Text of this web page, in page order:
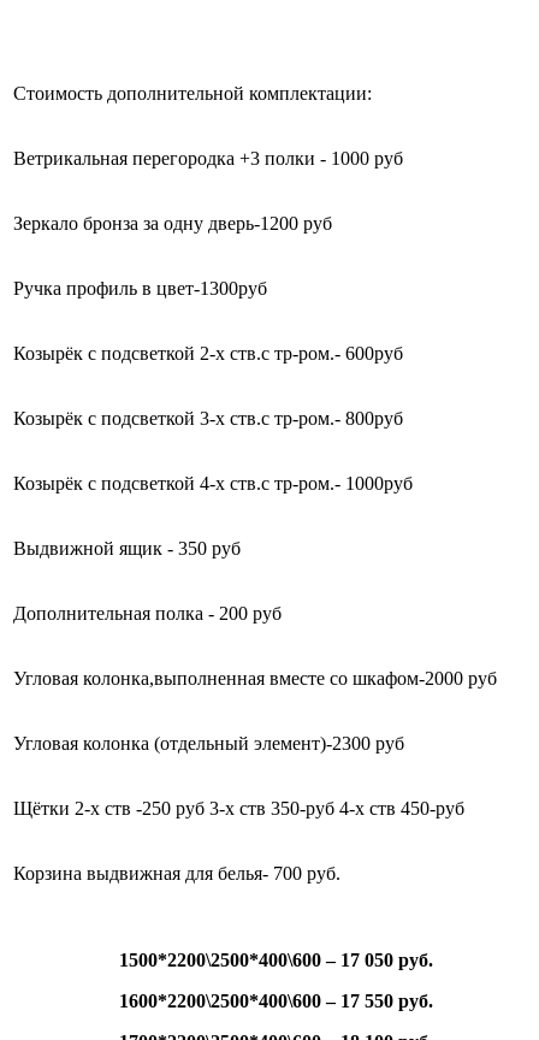
Стоимость дополнительной комплектации:
Ветрикальная перегородка +3 полки - 1000 руб
Зеркало бронза за одну дверь-1200 руб
Ручка профиль в цвет-1300руб
Козырёк с подсветкой 2-х ств.с тр-ром.- 600руб
Козырёк с подсветкой 3-х ств.с тр-ром.- 800руб
Козырёк с подсветкой 4-х ств.с тр-ром.- 1000руб
Выдвижной ящик - 350 руб
Дополнительная полка - 200 руб
Угловая колонка,выполненная вместе со шкафом-2000 руб
Угловая колонка (отдельный элемент)-2300 руб
Щётки 2-х ств -250 руб 3-х ств 350-руб 4-х ств 450-руб
Корзина выдвижная для белья- 700 руб.
1500*2200\2500*400\600 – 17 050 руб.
1600*2200\2500*400\600 – 17 550 руб.